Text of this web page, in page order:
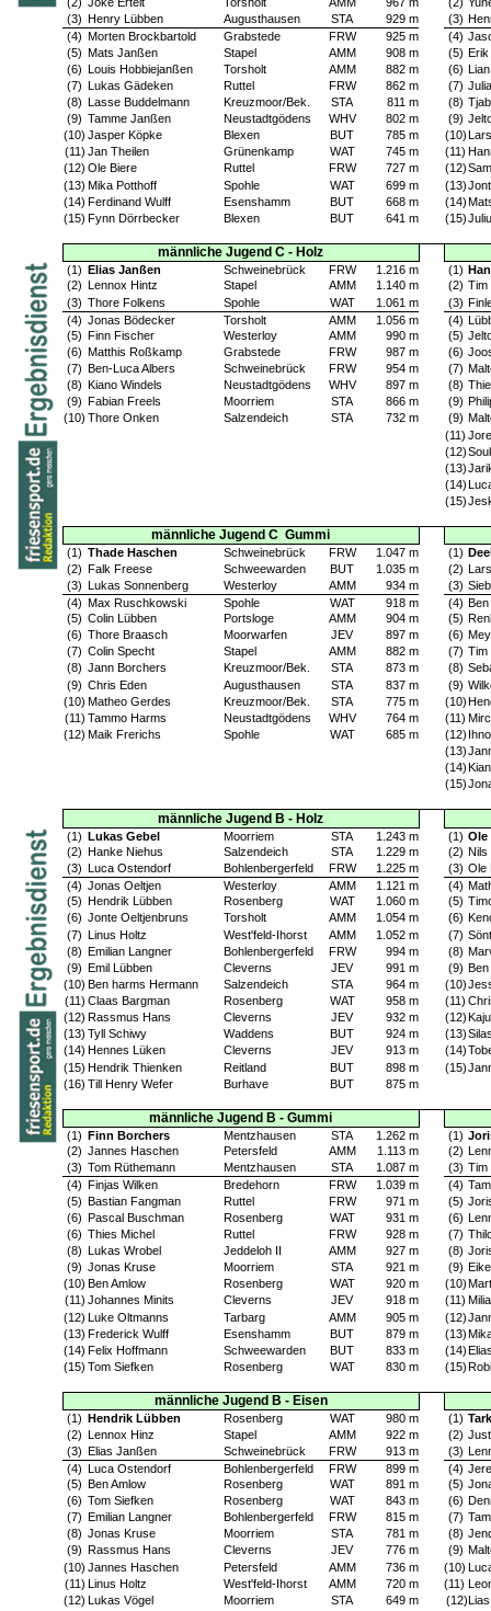
(3) Henry Lübben Augusthausen STA 929 m (3)
(4) Morten Brockbartold Grabstede FRW 925 m (4)
(5) Mats Janßen Stapel AMM 908 m (5) Erik
(6) Louis Hobbiejanßen Torsholt AMM 882 m (6)
(7) Lukas Gädeken Ruttel FRW 862 m (7)
(8) Lasse Buddelmann Kreuzmoor/Bek. STA 811 m (8)
(9) Tamme Janßen Neustadtgödens WHV 802 m (9)
(10) Jasper Köpke Blexen BUT 785 m (10)
(11) Jan Theilen Grünenkamp WAT 745 m (11)
(12) Ole Biere Ruttel FRW 727 m (12)
(13) Mika Potthoff Spohle WAT 699 m (13)
(14) Ferdinand Wulff Esenshamm BUT 668 m (14)
(15) Fynn Dörrbecker Blexen BUT 641 m (15)
männliche Jugend C - Holz
(1) Elias Janßen Schweinebrück FRW 1.216 m (1)
(2) Lennox Hintz Stapel AMM 1.140 m (2) Tim
(3) Thore Folkens Spohle WAT 1.061 m (3)
(4) Jonas Bödecker Torsholt AMM 1.056 m (4)
(5) Finn Fischer Westerloy AMM 990 m (5)
(6) Matthis Roßkamp Grabstede FRW 987 m (6)
(7) Ben-Luca Albers Schweinebrück FRW 954 m (7)
(8) Kiano Windels Neustadtgödens WHV 897 m (8)
(9) Fabian Freels Moorriem STA 866 m (9)
(10) Thore Onken Salzendeich STA 732 m (9)
(11)
(12)
(13)
(14)
(15)
männliche Jugend C Gummi
(1) Thade Haschen Schweinebrück FRW 1.047 m (1)
(2) Falk Freese Schweewarden BUT 1.035 m (2)
(3) Lukas Sonnenberg Westerloy AMM 934 m (3)
(4) Max Ruschkowski Spohle WAT 918 m (4)
(5) Colin Lübben Portsloge AMM 904 m (5)
(6) Thore Braasch Moorwarfen JEV 897 m (6)
(7) Colin Specht Stapel AMM 882 m (7) Tim
(8) Jann Borchers Kreuzmoor/Bek. STA 873 m (8)
(9) Chris Eden Augusthausen STA 837 m (9)
(10) Matheo Gerdes Kreuzmoor/Bek. STA 775 m (10)
(11) Tammo Harms Neustadtgödens WHV 764 m (11)
(12) Maik Frerichs Spohle WAT 685 m (12)
(13)
(14)
(15)
männliche Jugend B - Holz
(1) Lukas Gebel Moorriem STA 1.243 m (1) Ole
(2) Hanke Niehus Salzendeich STA 1.229 m (2) Nils
(3) Luca Ostendorf Bohlenbergerfeld FRW 1.225 m (3) Ole
(4) Jonas Oeltjen Westerloy AMM 1.121 m (4)
(5) Hendrik Lübben Rosenberg WAT 1.060 m (5)
(6) Jonte Oeltjenbruns Torsholt AMM 1.054 m (6)
(7) Linus Holtz West'feld-Ihorst AMM 1.052 m (7)
(8) Emilian Langner Bohlenbergerfeld FRW 994 m (8)
(9) Emil Lübben Cleverns JEV 991 m (9) Ben
(10) Ben harms Hermann Salzendeich STA 964 m (10)
(11) Claas Bargman Rosenberg WAT 958 m (11)
(12) Rassmus Hans Cleverns JEV 932 m (12)
(13) Tyll Schiwy Waddens BUT 924 m (13)
(14) Hennes Lüken Cleverns JEV 913 m (14)
(15) Hendrik Thienken Reitland BUT 898 m (15)
(16) Till Henry Wefer Burhave BUT 875 m
männliche Jugend B - Gummi
(1) Finn Borchers Mentzhausen STA 1.262 m (1)
(2) Jannes Haschen Petersfeld AMM 1.113 m (2)
(3) Tom Rüthemann Mentzhausen STA 1.087 m (3) Tim
(4) Finjas Wilken Bredehorn FRW 1.039 m (4)
(5) Bastian Fangman Ruttel FRW 971 m (5)
(6) Pascal Buschman Rosenberg WAT 931 m (6)
(6) Thies Michel Ruttel FRW 928 m (7)
(8) Lukas Wrobel Jeddeloh II AMM 927 m (8)
(9) Jonas Kruse Moorriem STA 921 m (9)
(10) Ben Amlow Rosenberg WAT 920 m (10)
(11) Johannes Minits Cleverns JEV 918 m (11)
(12) Luke Oltmanns Tarbarg AMM 905 m (12)
(13) Frederick Wulff Esenshamm BUT 879 m (13)
(14) Felix Hoffmann Schweewarden BUT 833 m (14)
(15) Tom Siefken Rosenberg WAT 830 m (15)
männliche Jugend B - Eisen
(1) Hendrik Lübben Rosenberg WAT 980 m (1)
(2) Lennox Hinz Stapel AMM 922 m (2)
(3) Elias Janßen Schweinebrück FRW 913 m (3)
(4) Luca Ostendorf Bohlenbergerfeld FRW 899 m (4)
(5) Ben Amlow Rosenberg WAT 891 m (5)
(6) Tom Siefken Rosenberg WAT 843 m (6)
(7) Emilian Langner Bohlenbergerfeld FRW 815 m (7)
(8) Jonas Kruse Moorriem STA 781 m (8)
(9) Rassmus Hans Cleverns JEV 776 m (9)
(10) Jannes Haschen Petersfeld AMM 736 m (10)
(11) Linus Holtz West'feld-Ihorst AMM 720 m (11)
(12) Lukas Vögel Moorriem STA 649 m (12)